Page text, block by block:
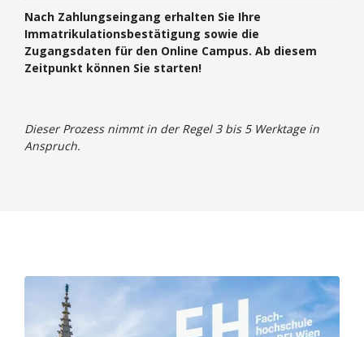
Nach Zahlungseingang erhalten Sie Ihre
Immatrikulationsbestätigung sowie die
Zugangsdaten für den Online Campus. Ab diesem
Zeitpunkt können Sie starten!
Dieser Prozess nimmt in der Regel 3 bis 5 Werktage in
Anspruch.